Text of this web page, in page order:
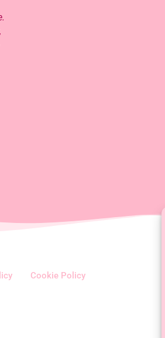
Cookie Policy